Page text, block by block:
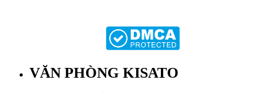
VĂN PHÒNG KISATO